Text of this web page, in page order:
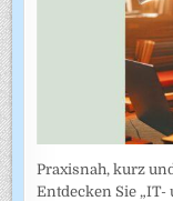
Praxisnah, kurz
Entdecken Sie